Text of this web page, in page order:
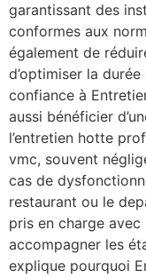
garantissant des
conformes aux
également de
d’optimiser la
confiance à
aussi bénéficier
l’entretien hotte
vmc, souvent
cas de
restaurant ou le
pris en charge
accompagner les
explique pourquoi